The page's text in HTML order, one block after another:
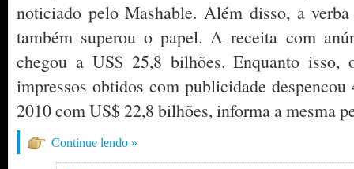
noticiado pelo Mashable. Além disso, a
também superou o papel. A receita com
chegou a US$ 25,8 bilhões. Enquanto isso,
impressos obtidos com publicidade
2010 com US$ 22,8 bilhões, informa a mesma
Continue lendo »